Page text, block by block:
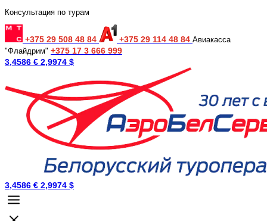
Консультация по турам
+375 29 508 48 84 +375 29 114 48 84 Авиакасса
"Флайдрим" +375 17 3 666 999
3,4586 € 2,9974 $
3,4586 € 2,9974 $